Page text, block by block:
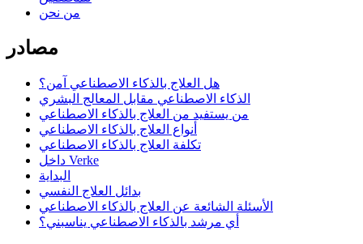
من نحن
مصادر
هل العلاج بالذكاء الاصطناعي آمن؟
الذكاء الاصطناعي مقابل المعالج البشري
من يستفيد من العلاج بالذكاء الاصطناعي
أنواع العلاج بالذكاء الاصطناعي
تكلفة العلاج بالذكاء الاصطناعي
داخل Verke
البداية
بدائل العلاج النفسي
الأسئلة الشائعة عن العلاج بالذكاء الاصطناعي
أي مرشد بالذكاء الاصطناعي يناسبني؟